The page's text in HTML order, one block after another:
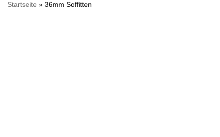
Startseite » 36mm Soffitten